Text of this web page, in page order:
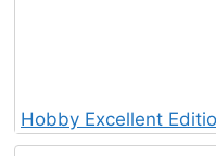
Hobby Excellent